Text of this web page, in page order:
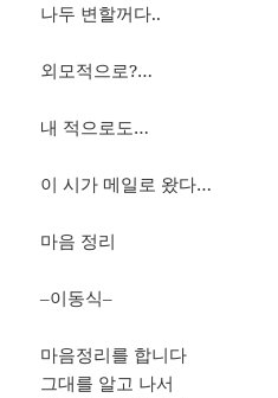
나두 변할꺼다..
외모적으로?…
내 적으로도…
이 시가 메일로 왔다…
마음 정리
–이동식–
마음정리를 합니다
그대를 알고 나서